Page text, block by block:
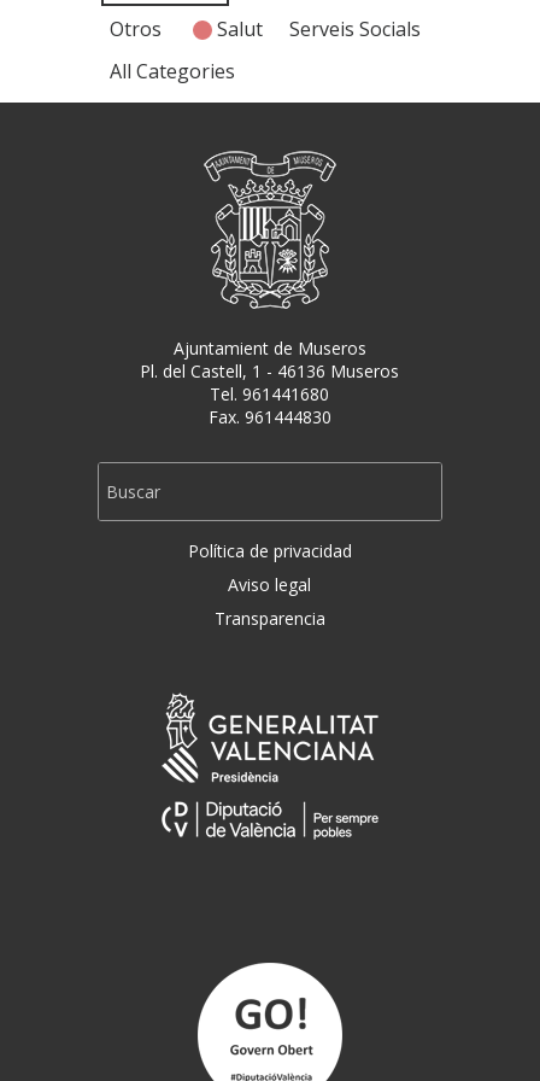
Otros
Salut
Serveis Socials
All Categories
Ajuntamient de Museros
Pl. del Castell, 1 - 46136 Museros
Tel. 961441680
Fax. 961444830
Política de privacidad
Aviso legal
Transparencia